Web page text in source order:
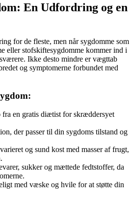
En Udfordring og en
for de fleste, men når sygdomme som
eller stofskiftesygdomme kommer ind i
Ikke desto mindre er vægttab
og symptomerne forbundet med
en gratis diætist for skræddersyet
der passer til din sygdoms tilstand og
og sund kost med masser af frugt,
sukker og mættede fedtstoffer, da
med væske og hvile for at støtte din